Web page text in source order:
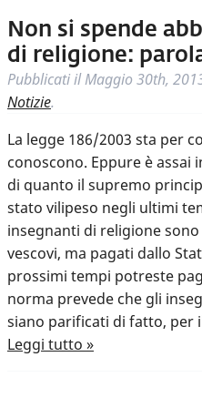
Non si spende
di religione:
Pubblicati ilMaggio 30th,
Notizie.
La legge 186/2003 sta per
conoscono. Eppure è
di quanto il supremo
stato vilipeso negli ultimi
insegnanti di religione
vescovi, ma pagati dallo
prossimi tempi potreste
norma prevede che gli
siano parificati di fatto,
Leggi tutto »